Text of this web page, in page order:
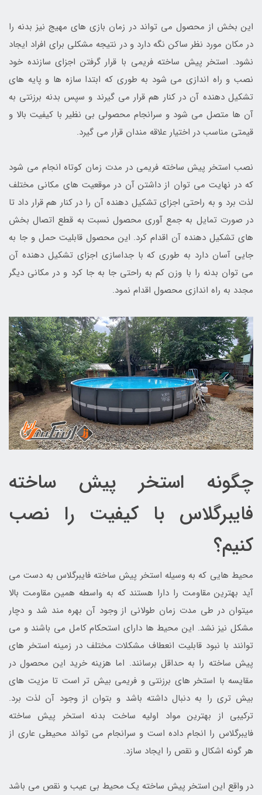
این بخش از محصول می تواند در زمان بازی های مهیج نیز بدنه را
در مکان مورد نظر ساکن نگه دارد و در نتیجه مشکلی برای افراد ایجاد
نشود. استخر پیش ساخته فریمی با قرار گرفتن اجزای سازنده خود
نصب و راه اندازی می شود به طوری که ابتدا سازه ها و پایه های
تشکیل دهنده آن در کنار هم قرار می گیرند و سپس بدنه برزنتی به
آن ها متصل می شود و سرانجام محصولی بی نظیر با کیفیت بالا و
قیمتی مناسب در اختیار علاقه مندان قرار می گیرد.
نصب استخر پیش ساخته فریمی در مدت زمان کوتاه انجام می شود
که در نهایت می توان از داشتن آن در موقعیت های مکانی مختلف
لذت برد و به راحتی اجزای تشکیل دهنده آن را در کنار هم قرار داد تا
در صورت تمایل به جمع آوری محصول نسبت به قطع اتصال بخش
های تشکیل دهنده آن اقدام کرد. این محصول قابلیت حمل و جا به
جایی آسان دارد به طوری که با جداسازی اجزای تشکیل دهنده آن
می توان بدنه را با وزن کم به راحتی جا به جا کرد و در مکانی دیگر
مجدد به راه اندازی محصول اقدام نمود.
چگونه استخر پیش ساخته
فایبرگلاس با کیفیت را نصب
کنیم؟
محیط هایی که به وسیله استخر پیش ساخته فایبرگلاس به دست می
آید بهترین مقاومت را دارا هستند که به واسطه همین مقاومت بالا
میتوان در طی مدت زمان طولانی از وجود آن بهره مند شد و دچار
مشکل نیز نشد. این محیط ها دارای استحکام کامل می باشند و می
توانند با نبود قابلیت انعطاف مشکلات مختلف در زمینه استخر های
پیش ساخته را به حداقل برسانند. اما هزینه خرید این محصول در
مقایسه با استخر های برزنتی و فریمی بیش تر است تا مزیت های
بیش تری را به دنبال داشته باشد و بتوان از وجود آن لذت برد.
ترکیبی از بهترین مواد اولیه ساخت بدنه استخر پیش ساخته
فایبرگلاس را انجام داده است و سرانجام می تواند محیطی عاری از
هر گونه اشکال و نقص را ایجاد سازد.
در واقع این استخر پیش ساخته یک محیط بی عیب و نقص می باشد